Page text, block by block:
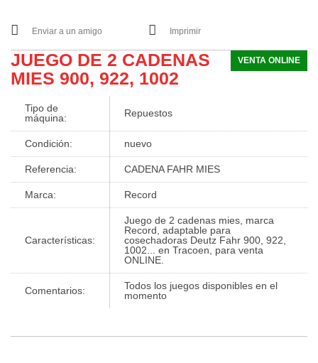
Enviar a un amigo Imprimir
VENTA ONLINE
JUEGO DE 2 CADENAS
MIES 900, 922, 1002
Tipo de
máquina:
Repuestos
Condición: nuevo
Referencia: CADENA FAHR MIES
Marca: Record
Características:
Juego de 2 cadenas mies, marca
Record, adaptable para
cosechadoras Deutz Fahr 900, 922,
1002... en Tracoen, para venta
ONLINE.
Comentarios:
Todos los juegos disponibles en el
momento